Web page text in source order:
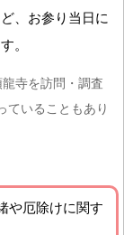
、お参り当日に
。
寺を訪問・調査
ていることもあり
や厄除けに関す